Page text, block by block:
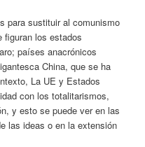
para sustituir al comunismo
figuran los estados
países anacrónicos
China, que se ha
La UE y Estados
con los totalitarismos,
y esto se puede ver en las
las ideas o en la extensión